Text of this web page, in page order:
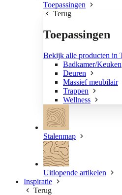
Toepassingen
Terug
Toepassingen
Bekijk alle producten in
Badkamer/Keuken
Deuren
Massief meubilair
Trappen
Wellness
Stalenmap
Uitlopende artikelen
Inspiratie
Terug